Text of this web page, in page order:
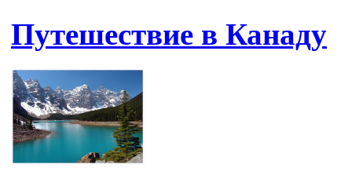
Путешествие в Канаду